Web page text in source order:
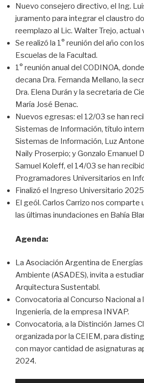
t
o
r
d
e
a
u
d
i
o
Nuevo consejero directivo, el Ing.
juramento para integrar el claustro
reemplazo al Lic. Walter Trejo, actual
Se realizó la 1° reunión del año con
Escuelas de la Facultad.
1° reunión anual del CODINOA,
decana Dra. Fernanda Mellano, la
Dra. Elena Durán y la secretaria de
María José Benac.
Nuevos egresas: el 12/03 se han
Sistemas de Información, título
Sistemas de Información, Luz
Naily Proserpio; y Gonzalo Emanuel
Samuel Koleff, el 14/03 se han
Programadores Universitarios en
Finalizó el Ingreso Universitario
El geól. Carlos Carrizo nos comparte
las últimas inundaciones en Bahía
Agenda:
La Asociación Argentina de
Ambiente (ASADES), invita a
Arquitectura Sustentabl.
Convocatoria al Concurso Nacional a
Ingeniería, de la empresa INVAP.
Convocatoria, a la Distinción James
organizada por la CEIEM, para
con mayor cantidad de asignaturas
2024.